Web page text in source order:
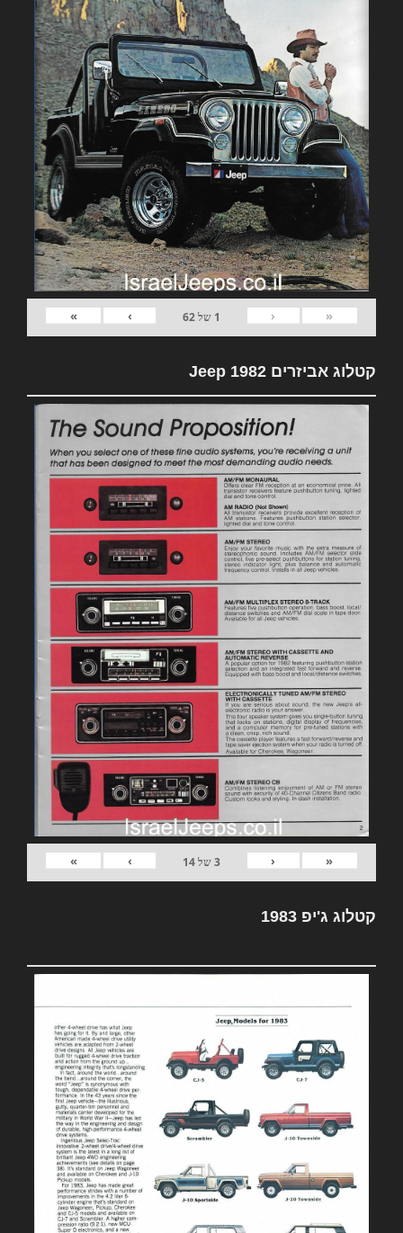
«
‹
1 של62
›
»
קטלוג אביזרים 1982 Jeep
«
‹
3של14
›
»
קטלוג ג'יפ 1983